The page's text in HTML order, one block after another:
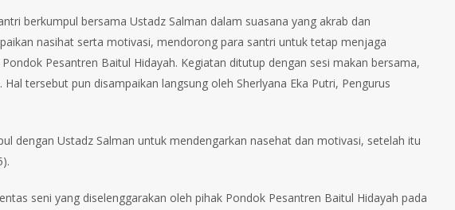
berkumpul bersama Ustadz Salman dalam suasana yang akrab dan
nasihat serta motivasi, mendorong para santri untuk tetap menjaga
Pesantren Baitul Hidayah. Kegiatan ditutup dengan sesi makan bersama,
tersebut pun disampaikan langsung oleh Sherlyana Eka Putri, Pengurus
dengan Ustadz Salman untuk mendengarkan nasehat dan motivasi, setelah itu
seni yang diselenggarakan oleh pihak Pondok Pesantren Baitul Hidayah pada